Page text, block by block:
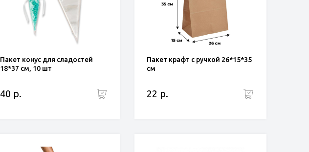
Пакет конус для сладостей
18*37 см, 10 шт
40 р.
Пакет крафт с ручкой 26*15*35
см
22 р.